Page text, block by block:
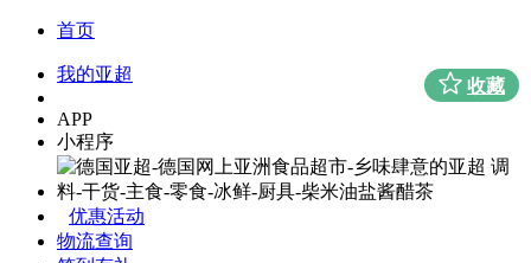
首页
我的亚超
APP
小程序
优惠活动
物流查询
收藏